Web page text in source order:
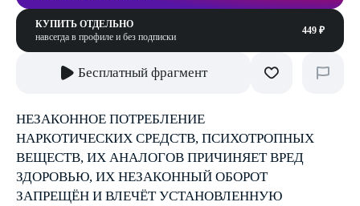
КУПИТЬ ОТДЕЛЬНО
навсегда в профиле и без подписки
449 ₽
Бесплатный фрагмент
НЕЗАКОННОЕ ПОТРЕБЛЕНИЕ
НАРКОТИЧЕСКИХ СРЕДСТВ, ПСИХОТРОПНЫХ
ВЕЩЕСТВ, ИХ АНАЛОГОВ ПРИЧИНЯЕТ ВРЕД
ЗДОРОВЬЮ, ИХ НЕЗАКОННЫЙ ОБОРОТ
ЗАПРЕЩЁН И ВЛЕЧЁТ УСТАНОВЛЕННУЮ